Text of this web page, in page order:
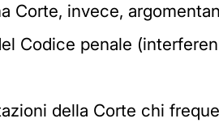
Corte, invece,
Codice penale
della Corte chi